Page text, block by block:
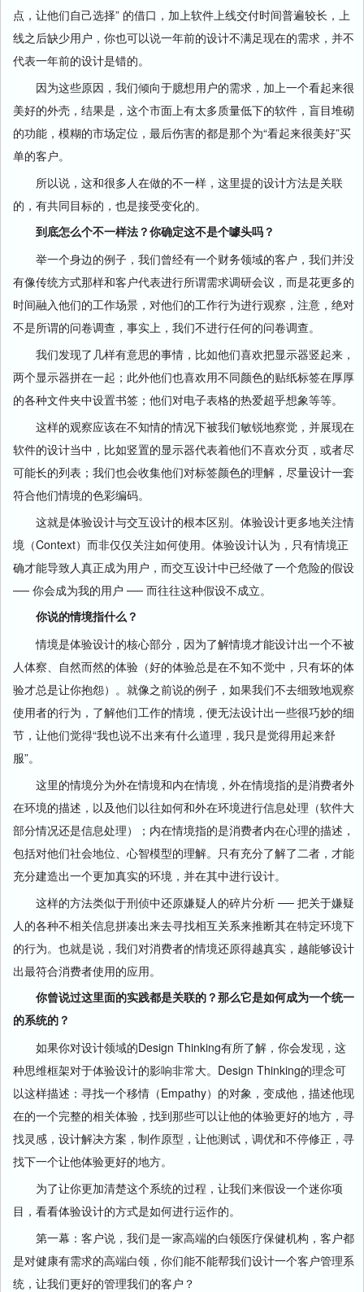
点，让他们自己选择” 的借口，加上软件上线交付时间普遍较长，上
线之后缺少用户，你也可以说一年前的设计不满足现在的需求，并不
代表一年前的设计是错的。
因为这些原因，我们倾向于臆想用户的需求，加上一个看起来很
美好的外壳，结果是，这个市面上有太多质量低下的软件，盲目堆砌
的功能，模糊的市场定位，最后伤害的都是那个为“看起来很美好”买
单的客户。
所以说，这和很多人在做的不一样，这里提的设计方法是关联
的，有共同目标的，也是接受变化的。
到底怎么个不一样法？你确定这不是个噱头吗？
举一个身边的例子，我们曾经有一个财务领域的客户，我们并没
有像传统方式那样和客户代表进行所谓需求调研会议，而是花更多的
时间融入他们的工作场景，对他们的工作行为进行观察，注意，绝对
不是所谓的问卷调查，事实上，我们不进行任何的问卷调查。
我们发现了几样有意思的事情，比如他们喜欢把显示器竖起来，
两个显示器拼在一起；此外他们也喜欢用不同颜色的贴纸标签在厚厚
的各种文件夹中设置书签；他们对电子表格的热爱超乎想象等等。
这样的观察应该在不知情的情况下被我们敏锐地察觉，并展现在
软件的设计当中，比如竖置的显示器代表着他们不喜欢分页，或者尽
可能长的列表；我们也会收集他们对标签颜色的理解，尽量设计一套
符合他们情境的色彩编码。
这就是体验设计与交互设计的根本区别。体验设计更多地关注情
境（Context）而非仅仅关注如何使用。体验设计认为，只有情境正
确才能导致人真正成为用户，而交互设计中已经做了一个危险的假设
── 你会成为我的用户 ── 而往往这种假设不成立。
你说的情境指什么？
情境是体验设计的核心部分，因为了解情境才能设计出一个不被
人体察、自然而然的体验（好的体验总是在不知不觉中，只有坏的体
验才总是让你抱怨）。就像之前说的例子，如果我们不去细致地观察
使用者的行为，了解他们工作的情境，便无法设计出一些很巧妙的细
节，让他们觉得“我也说不出来有什么道理，我只是觉得用起来舒
服”。
这里的情境分为外在情境和内在情境，外在情境指的是消费者外
在环境的描述，以及他们以往如何和外在环境进行信息处理（软件大
部分情况还是信息处理）；内在情境指的是消费者内在心理的描述，
包括对他们社会地位、心智模型的理解。只有充分了解了二者，才能
充分建造出一个更加真实的环境，并在其中进行设计。
这样的方法类似于刑侦中还原嫌疑人的碎片分析 ── 把关于嫌疑
人的各种不相关信息拼凑出来去寻找相互关系来推断其在特定环境下
的行为。也就是说，我们对消费者的情境还原得越真实，越能够设计
出最符合消费者使用的应用。
你曾说过这里面的实践都是关联的？那么它是如何成为一个统一
的系统的？
如果你对设计领域的Design Thinking有所了解，你会发现，这
种思维框架对于体验设计的影响非常大。Design Thinking的理念可
以这样描述：寻找一个移情（Empathy）的对象，变成他，描述他现
在的一个完整的相关体验，找到那些可以让他的体验更好的地方，寻
找灵感，设计解决方案，制作原型，让他测试，调优和不停修正，寻
找下一个让他体验更好的地方。
为了让你更加清楚这个系统的过程，让我们来假设一个迷你项
目，看看体验设计的方式是如何进行运作的。
第一幕：客户说，我们是一家高端的白领医疗保健机构，客户都
是对健康有需求的高端白领，你们能不能帮我们设计一个客户管理系
统，让我们更好的管理我们的客户？